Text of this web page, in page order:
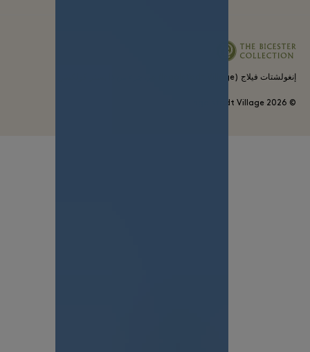
إنغولشتات فيلاج (Ingolstadt Village) هي جزء من ذا بستر كولكشن
© Ingolstadt Village
2026